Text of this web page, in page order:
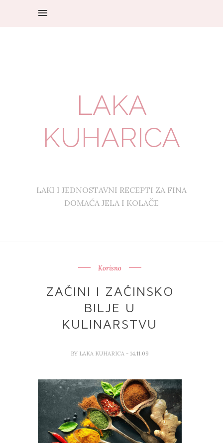
LAKA
KUHARICA
LAKI I JEDNOSTAVNI RECEPTI ZA FINA
DOMAĆA JELA I KOLAČE
Korisno
ZAČINI I ZAČINSKO
BILJE U
KULINARSTVU
BY LAKA KUHARICA - 14.11.09